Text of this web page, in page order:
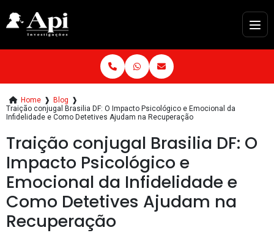
Home ❱ Blog ❱
Traição conjugal Brasilia DF: O Impacto Psicológico e Emocional da
Infidelidade e Como Detetives Ajudam na Recuperação
Traição conjugal Brasilia DF: O
Impacto Psicológico e
Emocional da Infidelidade e
Como Detetives Ajudam na
Recuperação